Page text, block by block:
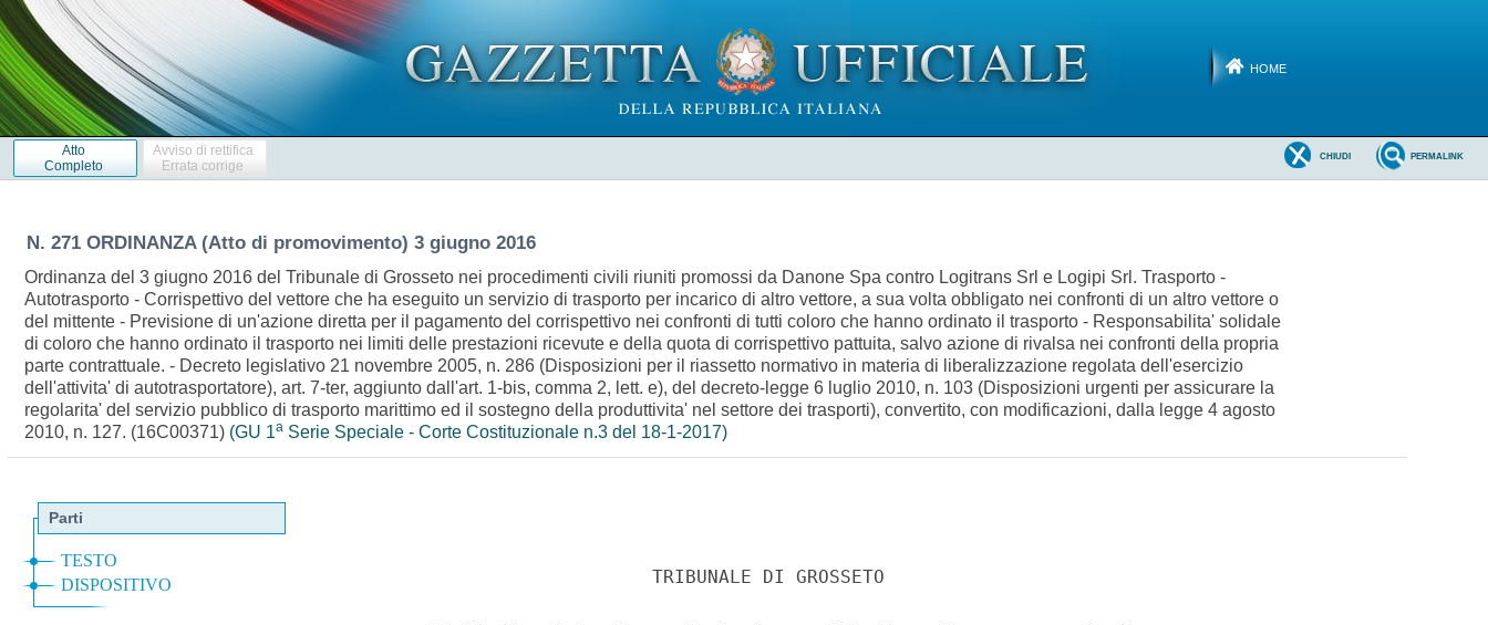
HOME
Atto
Completo
Avviso di rettifica
Errata corrige
PERMALINK
CHIUDI
N. 271 ORDINANZA (Atto di promovimento) 3 giugno 2016
Ordinanza del 3 giugno 2016 del Tribunale di Grosseto nei procedimenti civili riuniti promossi da Danone Spa contro Logitrans Srl e Logipi Srl. Trasporto -
Autotrasporto - Corrispettivo del vettore che ha eseguito un servizio di trasporto per incarico di altro vettore, a sua volta obbligato nei confronti di un altro vettore o
del mittente - Previsione di un'azione diretta per il pagamento del corrispettivo nei confronti di tutti coloro che hanno ordinato il trasporto - Responsabilita' solidale
di coloro che hanno ordinato il trasporto nei limiti delle prestazioni ricevute e della quota di corrispettivo pattuita, salvo azione di rivalsa nei confronti della propria
parte contrattuale. - Decreto legislativo 21 novembre 2005, n. 286 (Disposizioni per il riassetto normativo in materia di liberalizzazione regolata dell'esercizio
dell'attivita' di autotrasportatore), art. 7-ter, aggiunto dall'art. 1-bis, comma 2, lett. e), del decreto-legge 6 luglio 2010, n. 103 (Disposizioni urgenti per assicurare la
regolarita' del servizio pubblico di trasporto marittimo ed il sostegno della produttivita' nel settore dei trasporti), convertito, con modificazioni, dalla legge 4 agosto
2010, n. 127. (16C00371) (GU 1a Serie Speciale - Corte Costituzionale n.3 del 18-1-2017)